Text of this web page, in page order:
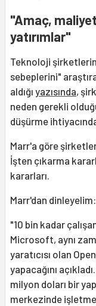
"Amaç,
yatırımlar"
Teknoloji
sebeplerini"
aldığı yazısında,
neden gerekli
düşürme
Marr'a göre
İşten çıkarma
kararları.
Marr'dan dinleyelim:
"10 bin kadar
Microsoft, aynı
yaratıcısı olan
yapacağını
milyon doları bir
merkezinde